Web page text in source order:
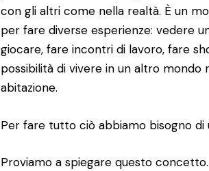
con gli altri come nella realtà. È un
per fare diverse esperienze: vedere
giocare, fare incontri di lavoro, fare
possibilità di vivere in un altro mondo
abitazione.
Per fare tutto ciò abbiamo bisogno di
Proviamo a spiegare questo